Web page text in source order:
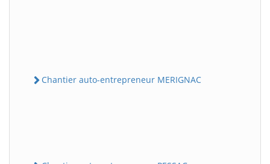
Chantier auto-entrepreneur MERIGNAC